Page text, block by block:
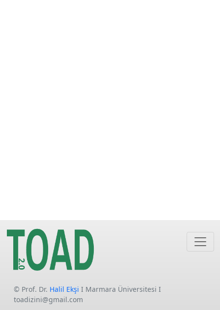
© Prof. Dr. Halil Ekşi I Marmara Üniversitesi I
toadizini@gmail.com